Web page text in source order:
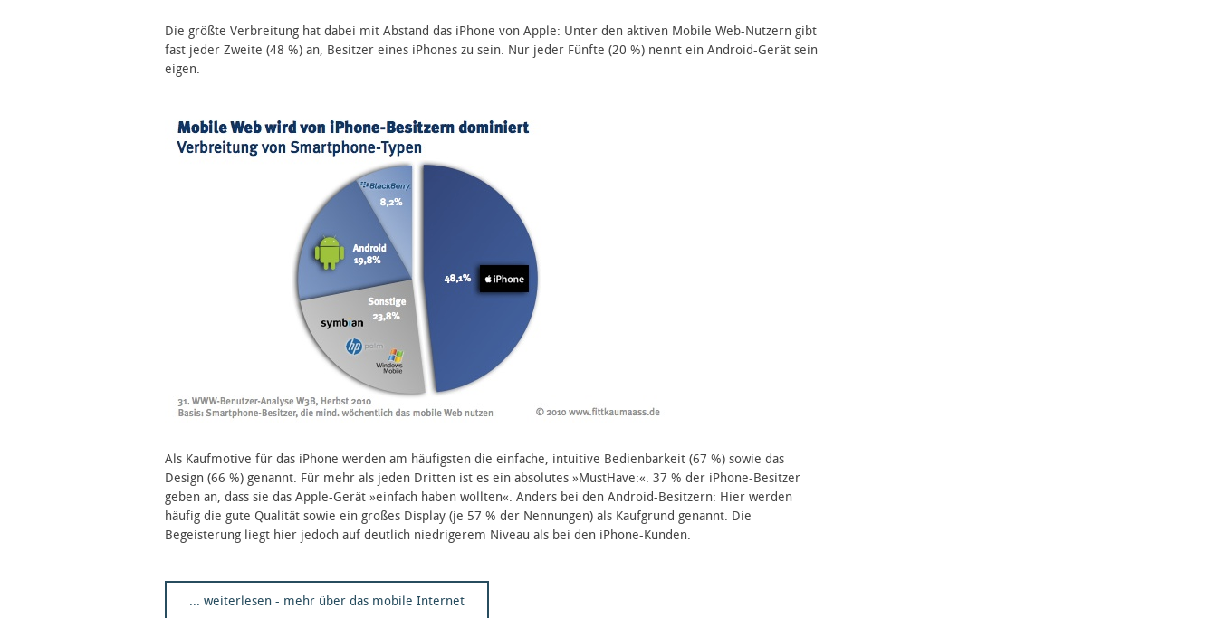
Die größte Verbreitung hat dabei mit Abstand das iPhone von Apple: Unter den aktiven Mobile Web-Nutzern gibt
fast jeder Zweite (48 %) an, Besitzer eines iPhones zu sein. Nur jeder Fünfte (20 %) nennt ein Android-Gerät sein
eigen.
Als Kaufmotive für das iPhone werden am häufigsten die einfache, intuitive Bedienbarkeit (67 %) sowie das
Design (66 %) genannt. Für mehr als jeden Dritten ist es ein absolutes »MustHave:«. 37 % der iPhone-Besitzer
geben an, dass sie das Apple-Gerät »einfach haben wollten«. Anders bei den Android-Besitzern: Hier werden
häufig die gute Qualität sowie ein großes Display (je 57 % der Nennungen) als Kaufgrund genannt. Die
Begeisterung liegt hier jedoch auf deutlich niedrigerem Niveau als bei den iPhone-Kunden.
... weiterlesen - mehr über das mobile Internet